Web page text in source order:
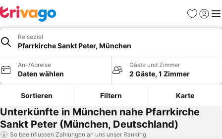
Favoriten
Reiseziel
Pfarrkirche Sankt Peter, München
An-/Abreise
Daten wählen
Gäste und Zimmer
2 Gäste, 1 Zimmer
Sortieren Filtern Karte
Unterkünfte in München nahe Pfarrkirche
Sankt Peter (München, Deutschland)
So beeinflussen Zahlungen an uns unser Ranking